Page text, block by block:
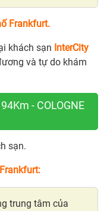
Frankfurt.
khách sạn InterCity
và tự do khám
- COLOGNE
sạn.
trung tâm của